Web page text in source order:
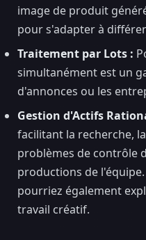
image de produit
pour s'adapter à
Traitement par Lots :
simultanément est un
d'annonces ou les
Gestion d'Actifs
facilitant la recherche,
problèmes de contrôle
productions de
pourriez également
travail créatif.